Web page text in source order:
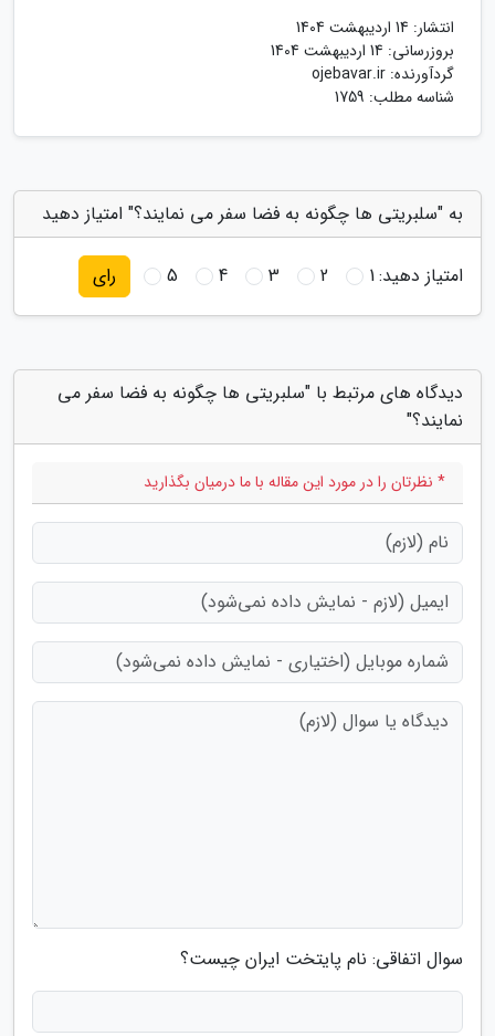
انتشار: 14 اردیبهشت 1404
بروزرسانی: 14 اردیبهشت 1404
گردآورنده: ojebavar.ir
شناسه مطلب: 1759
به "سلبریتی ها چگونه به فضا سفر می نمایند؟" امتیاز دهید
امتیاز دهید:1
2
3
4
5 رای
دیدگاه های مرتبط با "سلبریتی ها چگونه به فضا سفر می
نمایند؟"
* نظرتان را در مورد این مقاله با ما درمیان بگذارید
سوال اتفاقی: نام پایتخت ایران چیست؟